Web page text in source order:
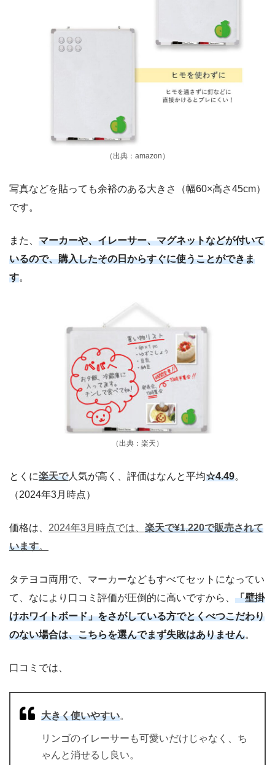
（出典：amazon）
写真などを貼っても余裕のある大きさ（幅60×高さ45cm）
です。
また、 マーカーや、イレーサー、マグネットなどが付いて
いるので、購入したその日からすぐに使うことができま
す。
（出典：楽天）
とくに楽天で人気が高く、評価はなんと平均☆4.49。
（2024年3月時点）
価格は、 2024年3月時点では、 楽天で¥1,220で販売されて
います。
タテヨコ両用で、マーカーなどもすべてセットになってい
て、なにより口コミ評価が圧倒的に高いですから、 「壁掛
けホワイトボード」をさがしている方でとくべつこだわり
のない場合は、こちらを選んでまず失敗はありません。
口コミでは、
大きく使いやすい。
リンゴのイレーサーも可愛いだけじゃなく、ち
ゃんと消せるし良い。